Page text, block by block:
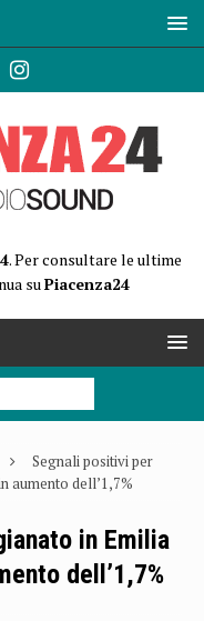
. Per consultare le ultime
suPiacenza24
Segnali positivi per
aumento dell’1,7%
in Emilia
dell’1,7%